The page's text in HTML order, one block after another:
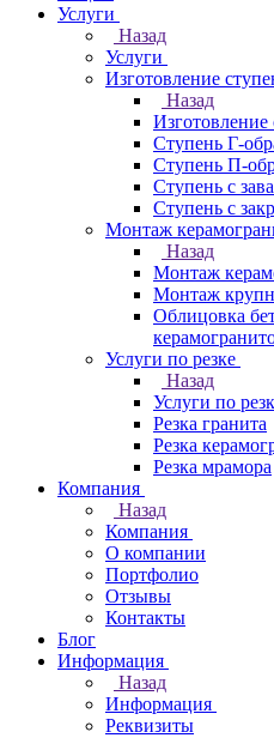
Услуги
Назад
Услуги
Изготовление
Назад
Изготовление
Ступень Г-
Ступень П-
Ступень с
Ступень с
Монтаж
Назад
Монтаж
Монтаж
Облицовка
Услуги по резке
Назад
Услуги по
Резка гранита
Резка
Резка мрамора
Компания
Назад
Компания
О компании
Портфолио
Отзывы
Контакты
Блог
Информация
Назад
Информация
Реквизиты